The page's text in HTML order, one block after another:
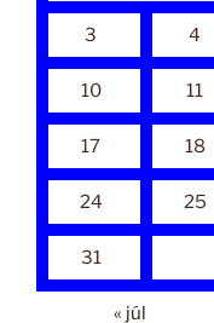
3 4
10 11
17 18
24 25
31
« júl